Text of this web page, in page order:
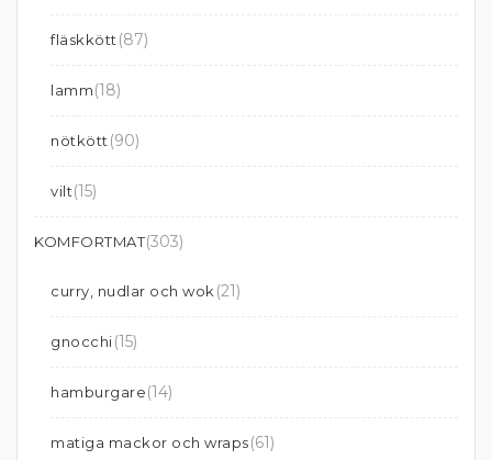
fläskkött (87)
lamm(18)
nötkött (90)
vilt(15)
KOMFORTMAT(303)
curry, nudlar och wok (21)
gnocchi(15)
hamburgare(14)
matiga mackor och wraps(61)